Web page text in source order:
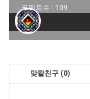
- 코멘트수 : 109
맞팔친구 (0)